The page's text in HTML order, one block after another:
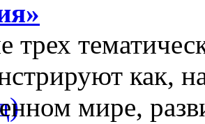
трех
как,
мире,